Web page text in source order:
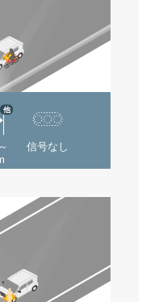
他
信号なし